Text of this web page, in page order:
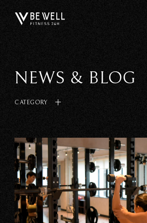
NEWS & BLOG
CATEGORY